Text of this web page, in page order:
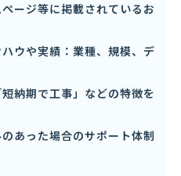
ージ等に掲載されているお
ウや実績：業種、規模、デ
納期で工事」などの特徴を
あった場合のサポート体制